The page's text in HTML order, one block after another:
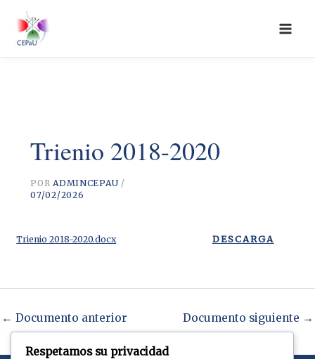
contenido
Trienio 2018-2020
PORADMINCEPAU /
07/02/2026
Trienio 2018-2020.docx DESCARGA
← Documento anterior Documento siguiente →
Respetamos su privacidad